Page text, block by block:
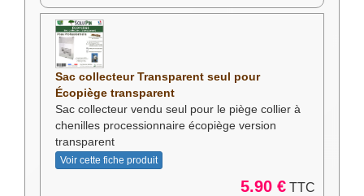
Sac collecteur Transparent seul pour
Écopiège transparent
Sac collecteur vendu seul pour le piège collier à
chenilles processionnaire écopiège version
transparent
Voir cette fiche produit
5.90 € TTC